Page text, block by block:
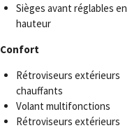
Sièges avant réglables en
hauteur
Confort
Rétroviseurs extérieurs
chauffants
Volant multifonctions
Rétroviseurs extérieurs